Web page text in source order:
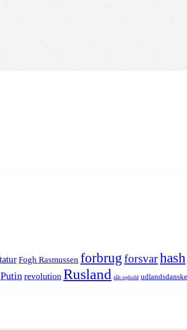
Fogh Rasmussen forbrugforsvarhash
Putin revolution Rusland tålt ophold